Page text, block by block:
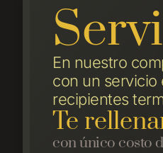
En nuestro
con un servicio
recipientes
Te
con único costo